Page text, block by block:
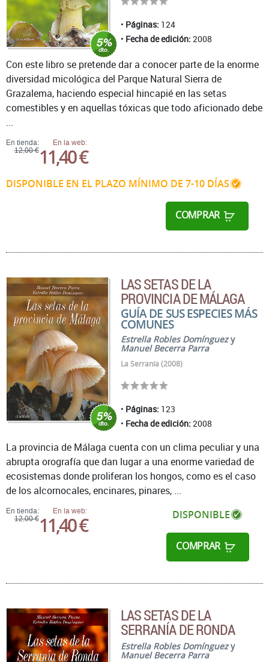
Páginas: 124
Fecha de edición: 2008
En tienda:
12,00 €
En la web:
11,40 €
DISPONIBLE EN EL PLAZO MÍNIMO DE 7-10 DÍAS
COMPRAR
Con este libro se pretende dar a conocer parte de la enorme
diversidad micológica del Parque Natural Sierra de
Grazalema, haciendo especial hincapié en las setas
comestibles y en aquellas tóxicas que todo aficionado debe
...
LAS SETAS DE LA
PROVINCIA DE MÁLAGA
GUÍA DE SUS ESPECIES MÁS
COMUNES
Estrella Robles Domínguezy
Manuel Becerra Parra
La Serranía (2008)
Páginas: 123
Fecha de edición: 2008
En tienda:
12,00 €
En la web:
11,40 € DISPONIBLE
COMPRAR
La provincia de Málaga cuenta con un clima peculiar y una
abrupta orografía que dan lugar a una enorme variedad de
ecosistemas donde proliferan los hongos, como es el caso
de los alcornocales, encinares, pinares, ...
LAS SETAS DE LA
SERRANÍA DE RONDA
Estrella Robles Domínguezy
Manuel Becerra Parra